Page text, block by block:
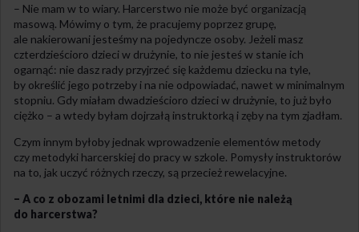
– Nie mam w to wiary. Harcerstwo nie może być organizacją
masową. Mówimy o tym, że pracujemy poprzez grupę,
ale nakierowani jesteśmy na pojedyncze osoby. Jeżeli masz
czterdzieścioro dzieci w drużynie, to nie jesteś w stanie ich
ogarnąć: nie dasz rady przyjrzeć się każdemu dziecku na tyle,
by określić jego potrzeby i na nie odpowiadać, nawet w minimalnym
stopniu. Gdy miałam dwadzieścioro dzieci w drużynie, to już było
ciężko – a wtedy byłam dojrzałą instruktorką i zęby na tym zjadłam.
Czym innym byłoby jednak wprowadzenie elementów metody
czy metodyki harcerskiej do pracy w szkole. Pomysły instruktorów
na to, jak uczyć różnych rzeczy, są przecież rewelacyjne.
– A co z obozami letnimi dla dzieci, które nie należą
do harcerstwa?